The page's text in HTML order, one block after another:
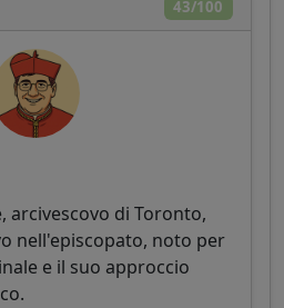
43/100
arcivescovo di Toronto,
nell'episcopato, noto per
e il suo approccio